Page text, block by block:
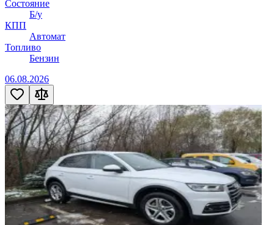
Состояние
Б/у
КПП
Автомат
Топливо
Бензин
06.08.2026